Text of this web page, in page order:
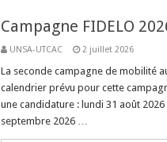
Campagne FIDELO
UNSA-UTCAC 2 juillet 2026
La seconde campagne de mobilité
calendrier prévu pour cette
une candidature : lundi 31 août
septembre 2026 …